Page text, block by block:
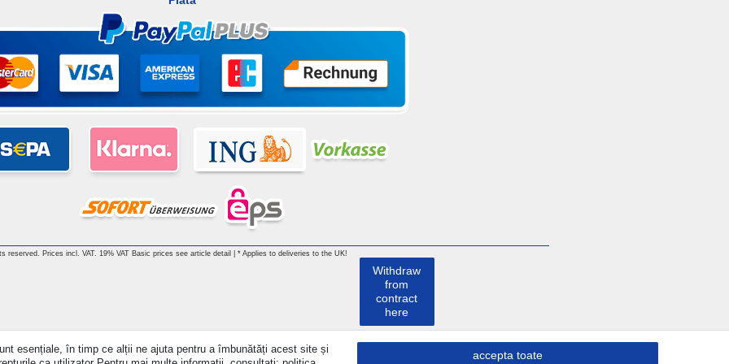
reserved. Prices incl. VAT. 19% VAT Basic prices see article detail | * Applies to deliveries to the UK!
esențiale, în timp ce alții ne ajuta pentru a îmbunătăți acest site și
accepta toate
Withdraw
from
contract
here